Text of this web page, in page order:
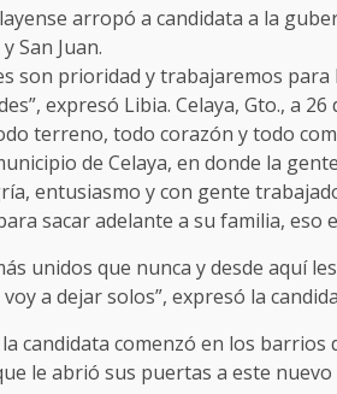
arropó a candidata a la
San Juan.
son prioridad y trabajaremos
expresó Libia. Celaya, Gto., a
terreno, todo corazón y todo
de Celaya, en donde la
entusiasmo y con gente
sacar adelante a su familia, eso
unidos que nunca y desde aquí
a dejar solos”, expresó la
candidata comenzó en los barrios
le abrió sus puertas a este nuevo